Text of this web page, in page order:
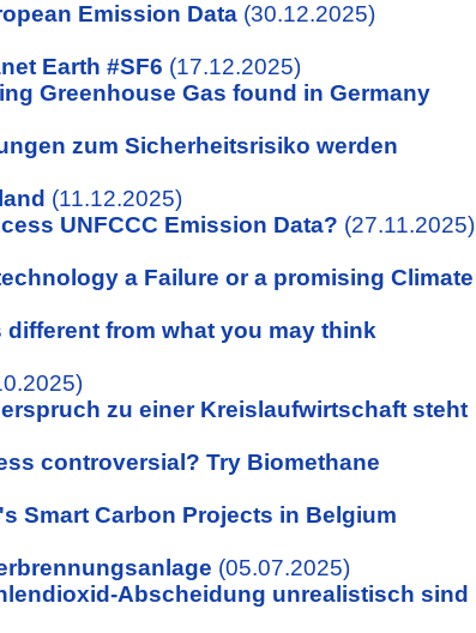
Emission Data (30.12.2025)
Earth #SF6 (17.12.2025)
Greenhouse Gas found in Germany
zum Sicherheitsrisiko werden
(11.12.2025)
UNFCCC Emission Data? (27.11.2025)
a Failure or a promising Climate
from what you may think
zu einer Kreislaufwirtschaft steht
controversial? Try Biomethane
Smart Carbon Projects in Belgium
(05.07.2025)
Abscheidung unrealistisch sind